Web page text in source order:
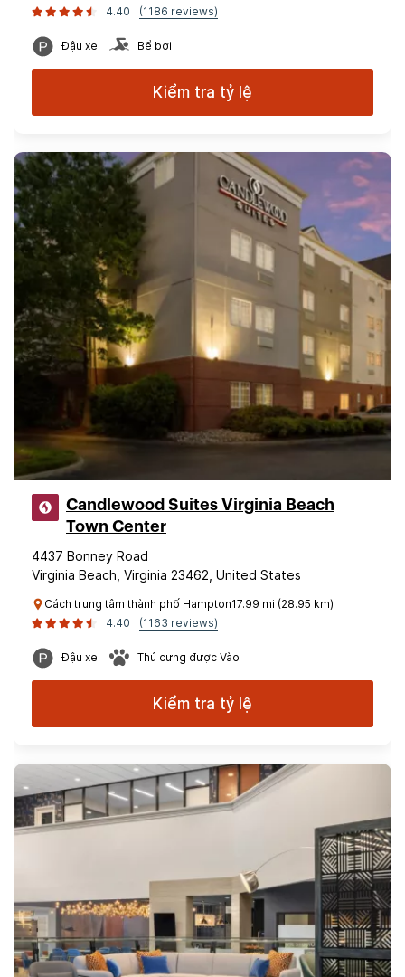
4.40
(1186 reviews)
Đậu xe Bể bơi
Kiểm tra tỷ lệ
Candlewood Suites Virginia Beach
Town Center
4437 Bonney Road
Virginia Beach, Virginia 23462, United States
Cách trung tâm thành phố Hampton17.99 mi (28.95 km)
4.40
(1163 reviews)
Đậu xe Thú cưng được Vào
Kiểm tra tỷ lệ